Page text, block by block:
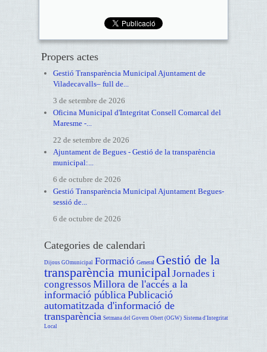
Propers actes
Gestió Transparència Municipal Ajuntament de
Viladecavalls– full de...
3 de setembre de 2026
Oficina Municipal d'Integritat Consell Comarcal del
Maresme -...
22 de setembre de 2026
Ajuntament de Begues - Gestió de la transparència
municipal:...
6 de octubre de 2026
Gestió Transparència Municipal Ajuntament Begues-
sessió de...
6 de octubre de 2026
Categories de calendari
Dijous GOmunicipal Formació General Gestió de la
transparència municipal Jornades i
congressos Millora de l'accés a la
informació pública Publicació
automatitzada d'informació de
transparència Setmana del Govern Obert (OGW) Sistema d'Integritat
Local